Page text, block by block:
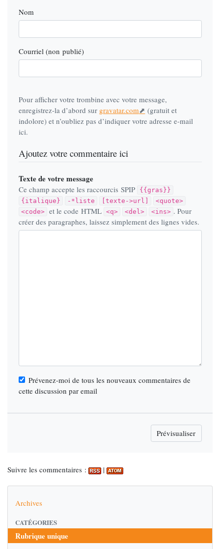
Nom
Courriel (non publié)
Pour afficher votre trombine avec votre message,
enregistrez-la d’abord sur gravatar.com
(gratuit et
indolore) et n’oubliez pas d’indiquer votre adresse e-mail
ici.
Ajoutez votre commentaire ici
Texte de votre message
Ce champ accepte les raccourcis SPIP
{{gras}}
{italique}
-*liste [texte->url]
<quote>
<code>
et le code HTML <q> <del> <ins> . Pour
créer des paragraphes, laissez simplement des lignes vides.
Prévenez-moi de tous les nouveaux commentaires de
cette discussion par email
Suivre les commentaires : |
Archives
CATÉGORIES
Rubrique unique